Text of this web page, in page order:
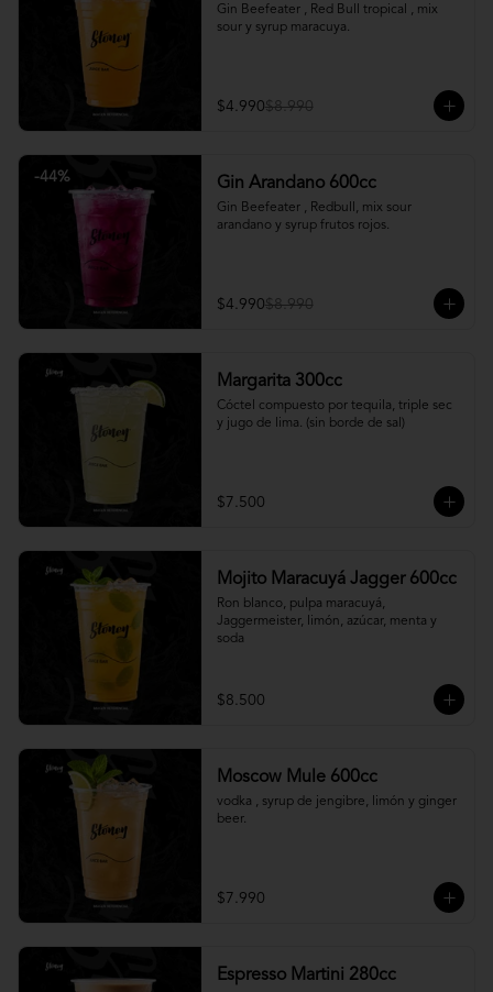
Gin Beefeater , Red Bull tropical , mix
sour y syrup maracuya.
$4.990$8.990
-44% Gin Arandano 600cc
Gin Beefeater , Redbull, mix sour
arandano y syrup frutos rojos.
$4.990$8.990
Margarita 300cc
Cóctel compuesto por tequila, triple sec
y jugo de lima. (sin borde de sal)
$7.500
Mojito Maracuyá Jagger 600cc
Ron blanco, pulpa maracuyá,
Jaggermeister, limón, azúcar, menta y
soda
$8.500
Moscow Mule 600cc
vodka , syrup de jengibre, limón y ginger
beer.
$7.990
Espresso Martini 280cc